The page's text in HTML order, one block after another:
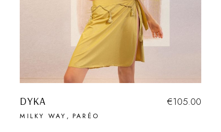
DYKA
MILKY WAY PARÉO
€105.00